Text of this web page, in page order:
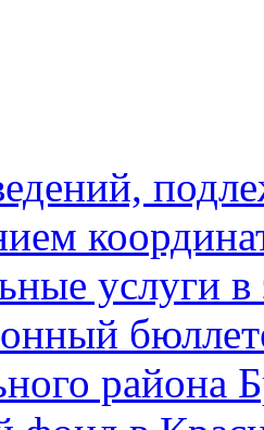
услуги в
района